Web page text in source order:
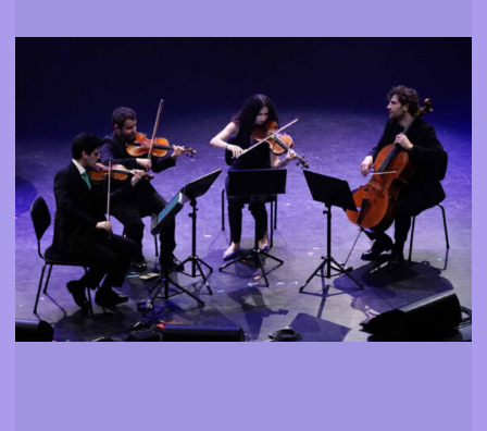
Assistir a espectáculos, exposições e encontros
Mais informação